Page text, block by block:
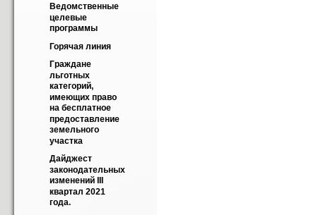
Ведомственные
целевые
программы
Горячая линия
Граждане
льготных
категорий,
имеющих право
на бесплатное
предоставление
земельного
участка
Дайджест
законодательных
изменений III
квартал 2021
года.